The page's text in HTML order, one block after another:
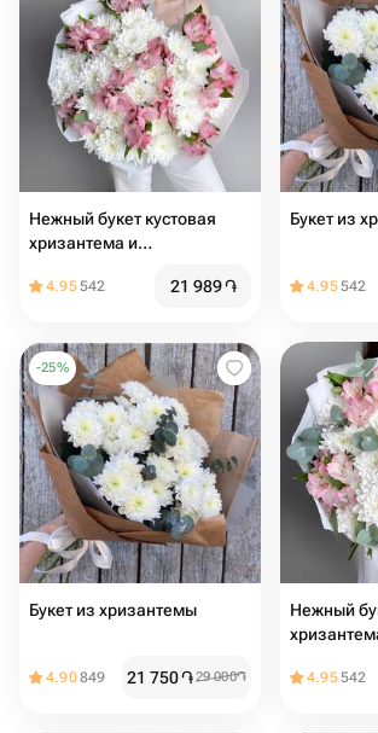
Нежный букет кустовая
хризантема и
4.95542 21 989֏
Букет из
4.95542
-25%
Букет из хризантемы
4.90849 21 750֏29 000֏
Нежный
4.95542